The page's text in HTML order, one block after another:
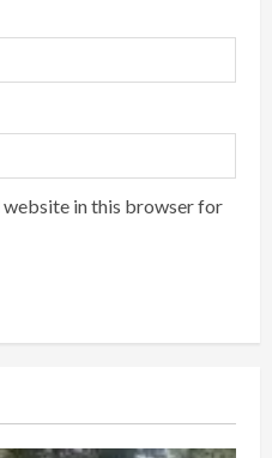
website in this browser for